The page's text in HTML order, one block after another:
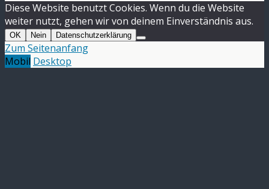
Diese Website benutzt Cookies. Wenn du die Website
weiter nutzt, gehen wir von deinem Einverständnis aus.
OK Nein Datenschutzerklärung
Zum Seitenanfang
Mobil Desktop